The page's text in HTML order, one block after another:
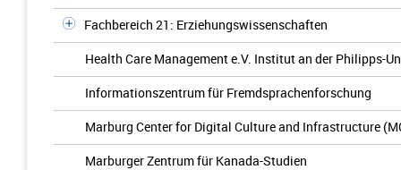
Fachbereich 21: Erziehungswissenschaften
Health Care Management e.V. Institut an der Philipps-
Informationszentrum für Fremdsprachenforschung
Marburg Center for Digital Culture and Infrastructure
Marburger Zentrum für Kanada-Studien